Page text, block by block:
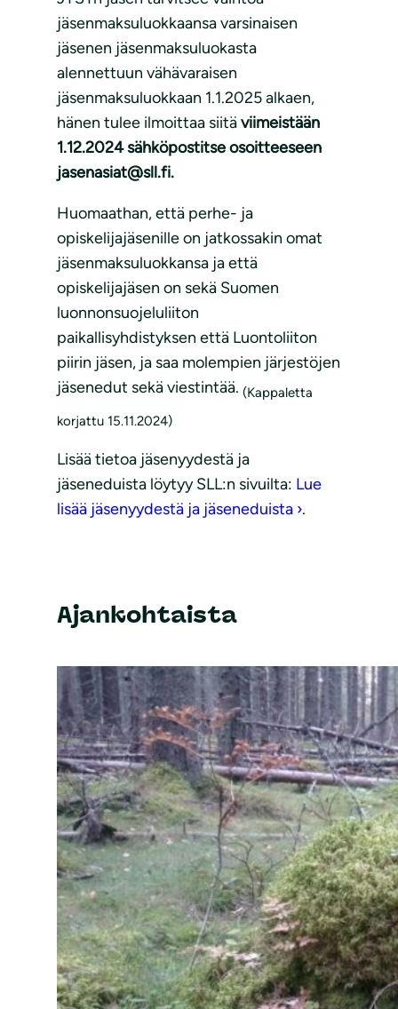
jäsenmaksuluokkaansa varsinaisen
jäsenen jäsenmaksuluokasta
alennettuun vähävaraisen
jäsenmaksuluokkaan 1.1.2025 alkaen,
hänen tulee ilmoittaa siitäviimeistään
1.12.2024 sähköpostitse osoitteeseen
jasenasiat@sll.fi.
Huomaathan, että perhe- ja
opiskelijajäsenille on jatkossakin omat
jäsenmaksuluokkansa ja että
opiskelijajäsen on sekä Suomen
luonnonsuojeluliiton
paikallisyhdistyksen että Luontoliiton
piirin jäsen, ja saa molempien järjestöjen
jäsenedut sekä viestintää. (Kappaletta
korjattu 15.11.2024)
Lisää tietoa jäsenyydestä ja
jäseneduista löytyy SLL:n sivuilta: Lue
lisää jäsenyydestä ja jäseneduista ›.
Ajankohtaista